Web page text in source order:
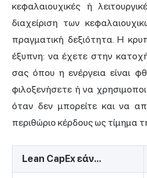
κεφαλαιουχικές ή
διαχείριση των
πραγματική δεξιότητα. Η
έξυπνη: να έχετε στην
σας όπου η ενέργεια είναι
φιλοξενήσετε ή να
όταν δεν μπορείτε και να
περιθώριο κέρδους ως τίμημα
Lean CapEx εάν...